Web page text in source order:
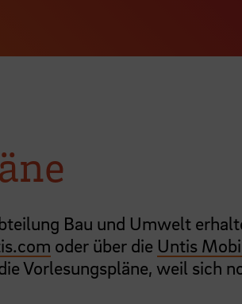
Bau und Umwelt
oder über die Untis
Vorlesungspläne, weil sich